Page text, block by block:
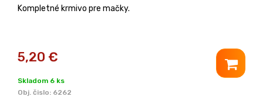
Kompletné krmivo pre mačky.
5,20 €
Skladom 6 ks
Obj. čislo: 6262